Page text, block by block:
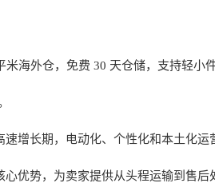
米海外仓，免费 30 天仓储，支持轻
增长期，电动化、个性化和本土化运
优势，为卖家提供从头程运输到售